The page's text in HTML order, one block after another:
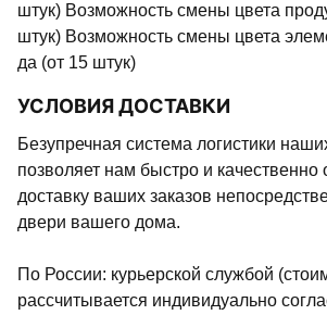
штук) Возможность смены цвета
штук) Возможность смены цвета
да (от 15 штук)
УСЛОВИЯ ДОСТАВКИ
Безупречная система логистики
позволяет нам быстро и качественно
доставку ваших заказов
двери вашего дома.
По России: курьерской службой
рассчитывается индивидуально